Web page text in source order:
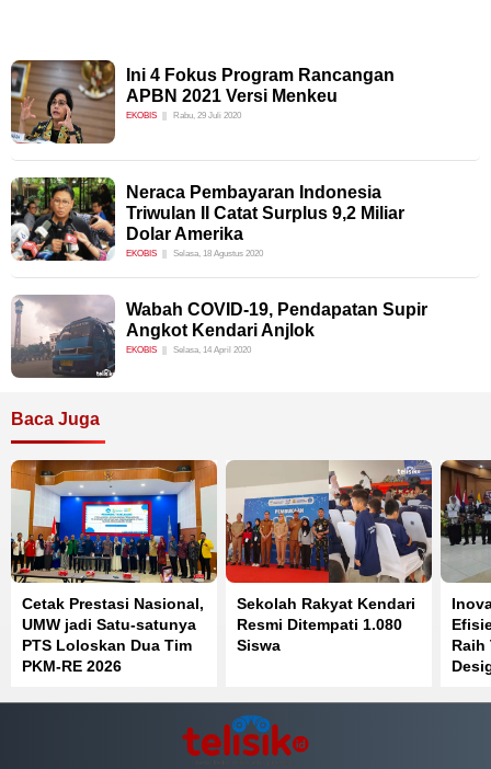
Ini 4 Fokus Program Rancangan
APBN 2021 Versi Menkeu
EKOBIS Rabu, 29 Juli 2020
Neraca Pembayaran Indonesia
Triwulan II Catat Surplus 9,2 Miliar
Dolar Amerika
EKOBIS Selasa, 18 Agustus 2020
Wabah COVID-19, Pendapatan Supir
Angkot Kendari Anjlok
EKOBIS Selasa, 14 April 2020
Baca Juga
Cetak Prestasi Nasional,
UMW jadi Satu-satunya
PTS Loloskan Dua Tim
PKM-RE 2026
Sekolah Rakyat Kendari
Resmi Ditempati 1.080
Siswa
Raih